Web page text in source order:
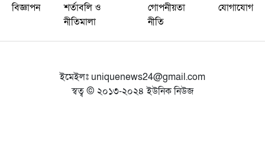
বিজ্ঞাপন
শর্তাবলি ও
নীতিমালা
গোপনীয়তা
নীতি
যোগাযোগ
ইমেইলঃ uniquenews24@gmail.com
স্বত্ব © ২০১৩-২০২৪ ইউনিক নিউজ